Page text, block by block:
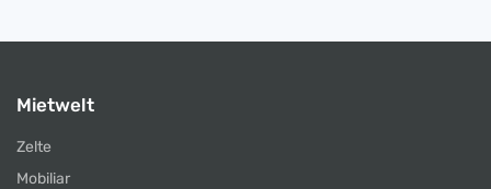
Mietwelt
Zelte
Mobiliar